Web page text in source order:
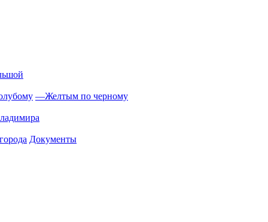
—Желтым по черному
Документы